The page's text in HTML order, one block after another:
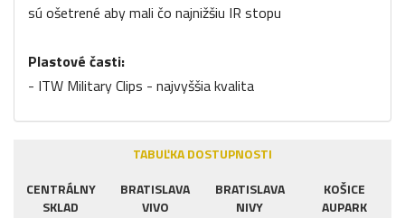
sú ošetrené aby mali čo najnižšiu IR stopu
Plastové časti:
- ITW Military Clips - najvyššia kvalita
TABUĽKA DOSTUPNOSTI
CENTRÁLNY
SKLAD
BRATISLAVA
VIVO
BRATISLAVA
NIVY
KOŠICE
AUPARK